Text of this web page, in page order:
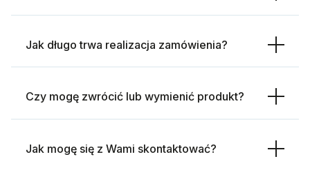
Jak długo trwa realizacja zamówienia?
Czy mogę zwrócić lub wymienić produkt?
Jak mogę się z Wami skontaktować?